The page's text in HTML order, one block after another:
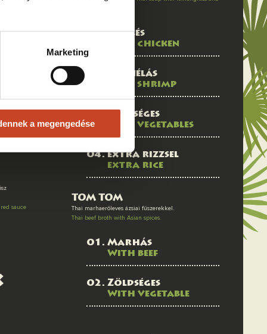
Marketing
a megengedése
sauce
csirkés
with chicken
garnélás
with shrimp
zöldséges
with vegetables
extra rizzsel
extra rice
TOM TOM
Thai marhaerőleves ázsiai fűszerekkel.
Thai beef broth with Asian spices.
Marhás
With beef
Zöldséges
With vegetable